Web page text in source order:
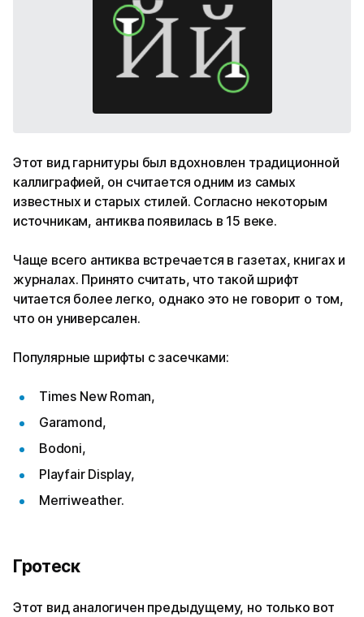
Этот вид гарнитуры был вдохновлен традиционной
каллиграфией, он считается одним из самых
известных и старых стилей. Согласно некоторым
источникам, антиква появилась в 15 веке.
Чаще всего антиква встречается в газетах, книгах и
журналах. Принято считать, что такой шрифт
читается более легко, однако это не говорит о том,
что он универсален.
Популярные шрифты с засечками:
Times New Roman,
Garamond,
Bodoni,
Playfair Display,
Merriweather.
Гротеск
Этот вид аналогичен предыдущему, но только вот